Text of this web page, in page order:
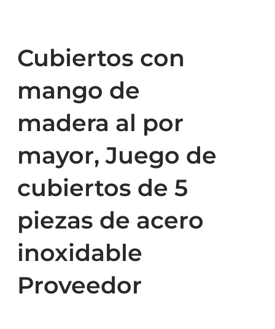
Cubiertos con
mango de
madera al por
mayor, Juego de
cubiertos de 5
piezas de acero
inoxidable
Proveedor